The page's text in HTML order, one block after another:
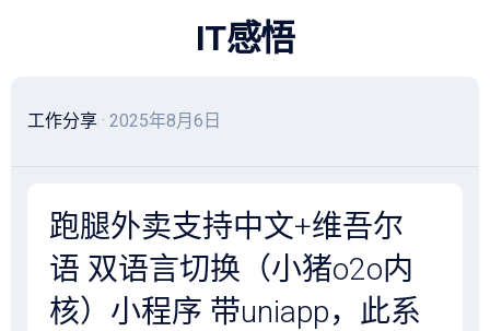
IT感悟
工作分享 · 2025年8月6日
跑腿外卖支持中文+维吾尔
语 双语言切换（小猪o2o内
核）小程序 带uniapp，此系